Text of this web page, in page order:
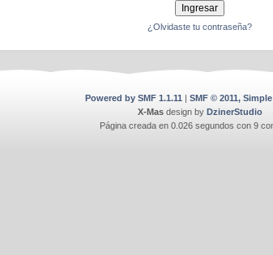
¿Olvidaste tu contraseña?
Powered by SMF 1.1.11 | SMF © 2011,
X-Mas design by DzinerStudio
Página creada en 0.026 segundos con 9